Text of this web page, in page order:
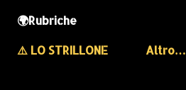
🌍Rubriche
⚠️ LO STRILLONE
Altro…